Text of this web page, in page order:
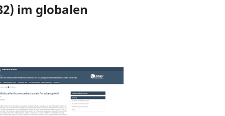
im globalen